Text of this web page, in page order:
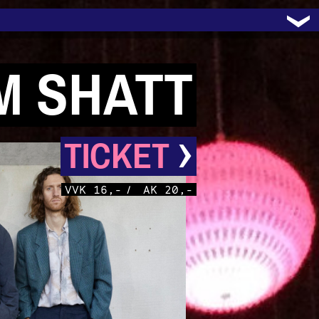
SHATT
TICKET ›
VVK 16,- / AK 20,-